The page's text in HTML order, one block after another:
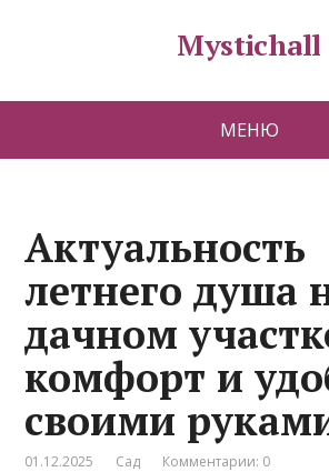
Mystichall
МЕНЮ
Актуальность
летнего душа
дачном
комфорт и
своими
01.12.2025 Сад Комментарии: 0